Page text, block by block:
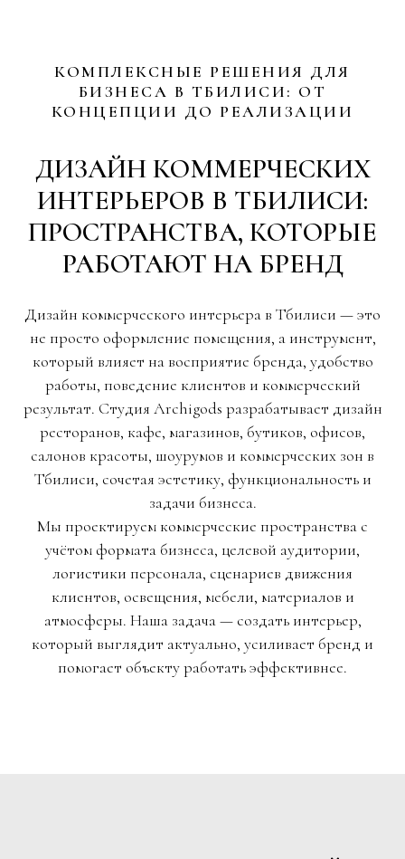
КОМПЛЕКСНЫЕ РЕШЕНИЯ ДЛЯ
БИЗНЕСА В ТБИЛИСИ: ОТ
КОНЦЕПЦИИ ДО РЕАЛИЗАЦИИ
ДИЗАЙН КОММЕРЧЕСКИХ
ИНТЕРЬЕРОВ В ТБИЛИСИ:
ПРОСТРАНСТВА, КОТОРЫЕ
РАБОТАЮТ НА БРЕНД
Дизайн коммерческого интерьера в Тбилиси — это
не просто оформление помещения, а инструмент,
который влияет на восприятие бренда, удобство
работы, поведение клиентов и коммерческий
результат. Студия Archigods разрабатывает дизайн
ресторанов, кафе, магазинов, бутиков, офисов,
салонов красоты, шоурумов и коммерческих зон в
Тбилиси, сочетая эстетику, функциональность и
задачи бизнеса.
Мы проектируем коммерческие пространства с
учётом формата бизнеса, целевой аудитории,
логистики персонала, сценариев движения
клиентов, освещения, мебели, материалов и
атмосферы. Наша задача — создать интерьер,
который выглядит актуально, усиливает бренд и
помогает объекту работать эффективнее.